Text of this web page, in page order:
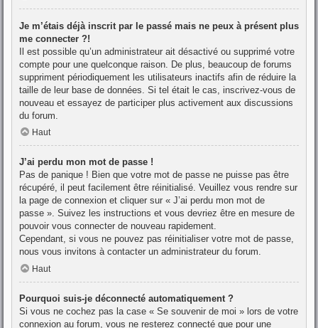
Je m’étais déjà inscrit par le passé mais ne peux à présent plus
me connecter ?!
Il est possible qu’un administrateur ait désactivé ou supprimé votre
compte pour une quelconque raison. De plus, beaucoup de forums
suppriment périodiquement les utilisateurs inactifs afin de réduire la
taille de leur base de données. Si tel était le cas, inscrivez-vous de
nouveau et essayez de participer plus activement aux discussions
du forum.
Haut
J’ai perdu mon mot de passe !
Pas de panique ! Bien que votre mot de passe ne puisse pas être
récupéré, il peut facilement être réinitialisé. Veuillez vous rendre sur
la page de connexion et cliquer sur « J’ai perdu mon mot de
passe ». Suivez les instructions et vous devriez être en mesure de
pouvoir vous connecter de nouveau rapidement.
Cependant, si vous ne pouvez pas réinitialiser votre mot de passe,
nous vous invitons à contacter un administrateur du forum.
Haut
Pourquoi suis-je déconnecté automatiquement ?
Si vous ne cochez pas la case « Se souvenir de moi » lors de votre
connexion au forum, vous ne resterez connecté que pour une